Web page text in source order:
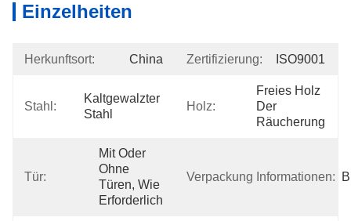
Einzelheiten
Herkunftsort: China Zertifizierung: ISO9001
Stahl:
Kaltgewalzter
Stahl
Holz:
Freies Holz
Der
Räucherung
Tür:
Mit Oder
Ohne
Türen, Wie
Erforderlich
Verpackung Informationen: